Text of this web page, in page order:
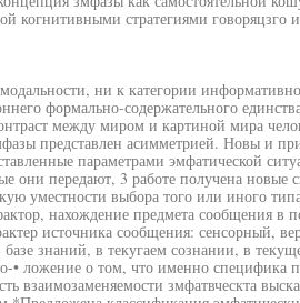
когнитивными стратегиями говоряцзго
ни к категории
формально-содержательного
между миром и картиной мира
представлен асимметрией. Новы и
параметрами эмфатической
они передают, 3 работе получена новые
уместности выбора того или иного
нахождение предмета сообщения в
источника сообщения: сенсорный,
знаний, в текугаем сознании, в
• ложение о том, что именно специфика
взаимозаменяемости змфатвческта